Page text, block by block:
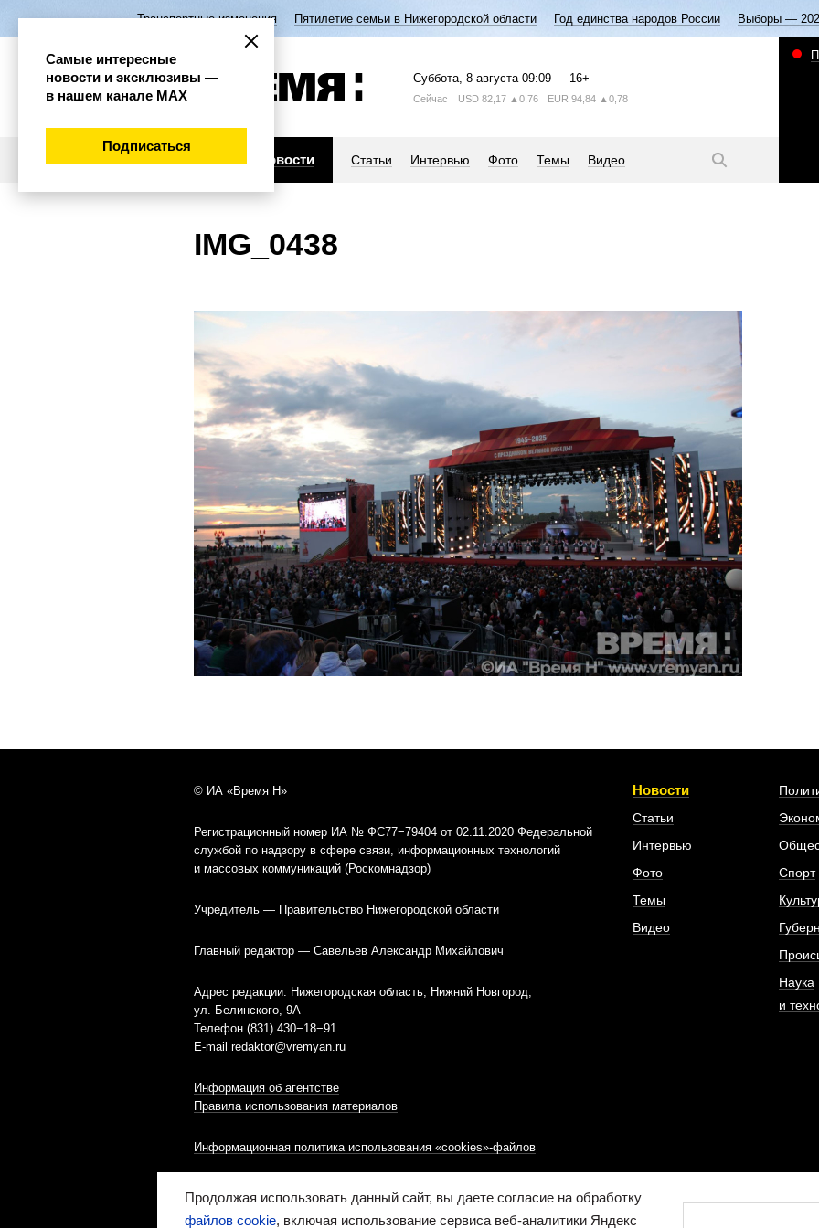
Транспортные изменения Пятилетие семьи в Нижегородской области Год единства народов России Выборы —
Суббота, 8 августа 09:09 16+
Сейчас USD 82,17 ▲0,76 EUR 94,84 ▲0,78
Новости Статьи Интервью Фото Темы Видео
IMG_0438
Новости
Статьи
Интервью
Фото
Темы
Видео
Спорт
Наука
и
© ИА «Время Н»
Регистрационный номер ИА № ФС77−79404 от 02.11.2020 Федеральной
службой по надзору в сфере связи, информационных технологий
и массовых коммуникаций (Роскомнадзор)
Учредитель — Правительство Нижегородской области
Главный редактор — Савельев Александр Михайлович
Адрес редакции: Нижегородская область, Нижний Новгород,
ул. Белинского, 9А
Телефон (831) 430−18−91
E-mail redaktor@vremyan.ru
Информация об агентстве
Правила использования материалов
Информационная политика использования «cookies»-файлов
Самые интересные
новости и эксклюзивы —
в нашем канале МАХ
Подписаться
Продолжая использовать данный сайт, вы даете согласие на обработку
файлов cookie, включая использование сервиса веб-аналитики Яндекс